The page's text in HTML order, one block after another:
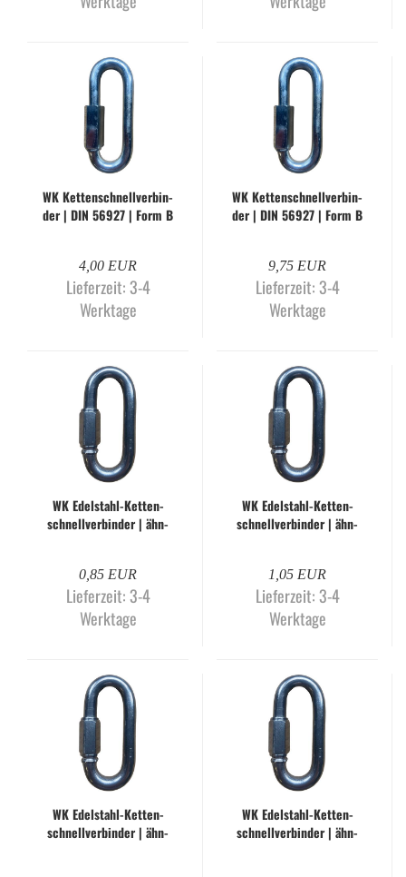
WK Ket­ten­schnell­ver­bin­
der | DIN 56927 | Form B
4,00 EUR
Lieferzeit:3-4
Werktage
WK Ket­ten­schnell­ver­bin­
der | DIN 56927 | Form B
9,75 EUR
Lieferzeit:3-4
Werktage
WK Edelstahl-​​Ket­ten­
schnell­ver­bin­der | ähn­
0,85 EUR
Lieferzeit:3-4
Werktage
WK Edelstahl-​​Ket­ten­
schnell­ver­bin­der | ähn­
1,05 EUR
Lieferzeit:3-4
Werktage
WK Edelstahl-​​Ket­ten­
schnell­ver­bin­der | ähn­
WK Edelstahl-​​Ket­ten­
schnell­ver­bin­der | ähn­